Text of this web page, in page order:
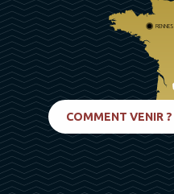
RENNES
COMMENT VENIR ?